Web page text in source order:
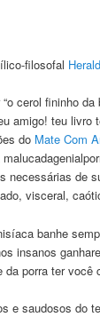
filosofal
cerol fininho da
amigo! teu livro
do Mate Com
necessárias de
visceral,
banhe
insanos
da porra ter você
e saudosos do